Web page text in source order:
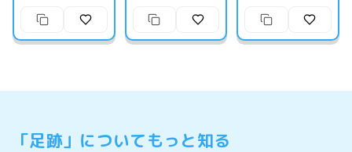
「足跡」についてもっと知る